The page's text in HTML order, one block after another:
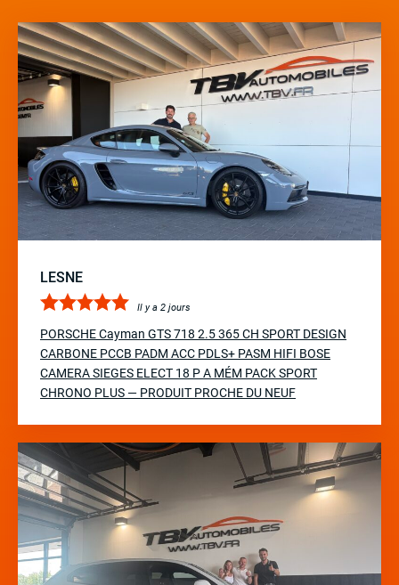
LESNE
Il y a 2 jours
PORSCHE Cayman GTS 718 2.5 365 CH SPORT DESIGN
CARBONE PCCB PADM ACC PDLS+ PASM HIFI BOSE
CAMERA SIEGES ELECT 18 P A MÉM PACK SPORT
CHRONO PLUS — PRODUIT PROCHE DU NEUF